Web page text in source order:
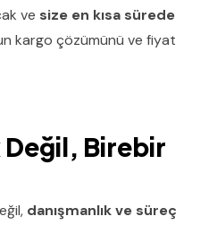
ve size en kısa sürede
kargo çözümünü ve fiyat
Birebir
danışmanlık ve süreç